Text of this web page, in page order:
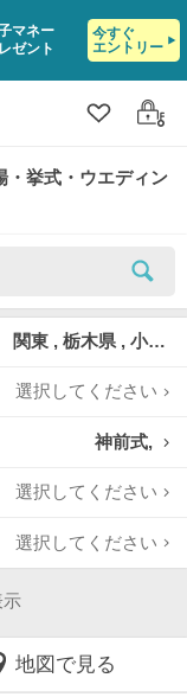
マネー
ゼント
今すぐ
エントリー
クリップ
ログ
・挙式・ウエディン
関東 , 栃木県 , 小山市
選択してください
神前式,
選択してください
選択してください
地図で見る